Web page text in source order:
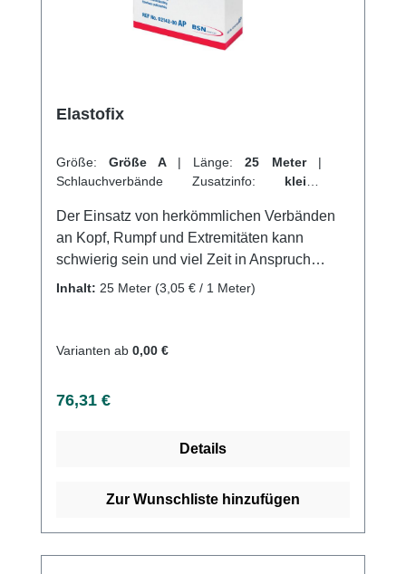
angemessen geschützt werden. Weitere
Informationen des Herstellers Kaufen Sie jetzt
Cellona Synthetikwatte online bei uns und
Kundenservice.
Elastofix
Größe: Größe A | Länge: 25 Meter |
Schlauchverbände Zusatzinfo: kleine
Abrechnungsart:Selbstzahler
Der Einsatz von herkömmlichen Verbänden
an Kopf, Rumpf und Extremitäten kann
schwierig sein und viel Zeit in Anspruch
nehmen. Als Alternative bietet sich hier der
alle Anwendungen abgedeckt werden.
Wundinspektion. Das Material ist
Es kann an jeder Stelle und in jede Richtung
Abschnürungen zu verursachen und den
Inhalt: 25 Meter (3,05 € / 1 Meter)
Varianten ab 0,00 €
Regulärer Preis:
76,31 €
Details
Zur Wunschliste hinzufügen